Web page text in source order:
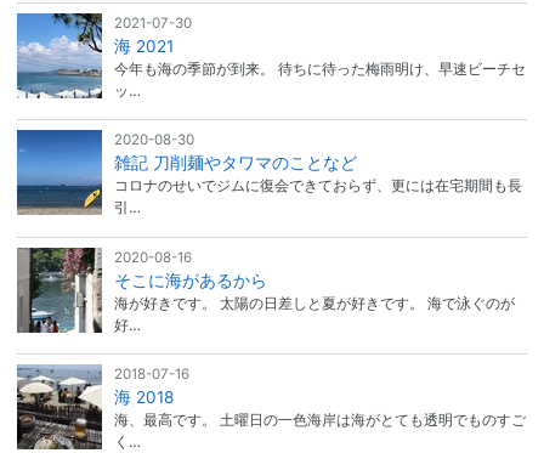
2021-07-30
海 2021
今年も海の季節が到来。 待ちに待った梅雨明け、早速ビーチセ
ッ…
2020-08-30
雑記 刀削麺やタワマのことなど
コロナのせいでジムに復会できておらず、更には在宅期間も長
引…
2020-08-16
そこに海があるから
海が好きです。 太陽の日差しと夏が好きです。 海で泳ぐのが
好…
2018-07-16
海 2018
海、最高です。 土曜日の一色海岸は海がとても透明でものすご
く…